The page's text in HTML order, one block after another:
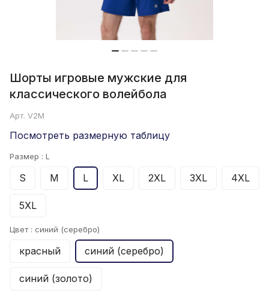
Шорты игровые мужские для
классического волейбола
Арт. V2M
Посмотреть размерную таблицу
Размер : L
S M L XL 2XL 3XL 4XL
5XL
Цвет : синий (серебро)
красный синий (серебро)
синий (золото)